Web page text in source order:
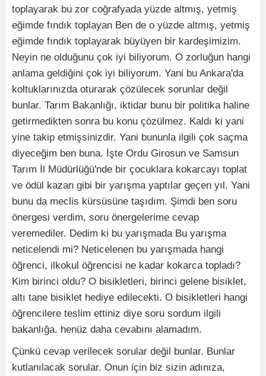
toplayarak bu zor coğrafyada yüzde altmış, yetmiş
eğimde fındık toplayan Ben de o yüzde altmış, yetmiş
eğimde fındık toplayarak büyüyen bir kardeşimizim.
Neyin ne olduğunu çok iyi biliyorum. O zorluğun hangi
anlama geldiğini çok iyi biliyorum. Yani bu Ankara'da
koltuklarınızda oturarak çözülecek sorunlar değil
bunlar. Tarım Bakanlığı, iktidar bunu bir politika haline
getirmedikten sonra bu konu çözülmez. Kaldı ki yani
yine takip etmişsinizdir. Yani bununla ilgili çok saçma
diyeceğim ben buna. İşte Ordu Girosun ve Samsun
Tarım İl Müdürlüğü'nde bir çocuklara kokarcayı toplat
ve ödül kazan gibi bir yarışma yaptılar geçen yıl. Yani
bunu da meclis kürsüsüne taşıdım. Şimdi ben soru
önergesi verdim, soru önergelerime cevap
veremediler. Dedim ki bu yarışmada Bu yarışma
neticelendi mi? Neticelenen bu yarışmada hangi
öğrenci, ilkokul öğrencisi ne kadar kokarca topladı?
Kim birinci oldu? O bisikletleri, birinci gelene bisiklet,
altı tane bisiklet hediye edilecekti. O bisikletleri hangi
öğrencilere teslim ettiniz diye soru sordum ilgili
bakanlığa. henüz daha cevabını alamadım.
Çünkü cevap verilecek sorular değil bunlar. Bunlar
kutlanılacak sorular. Onun için biz sizin adınıza,